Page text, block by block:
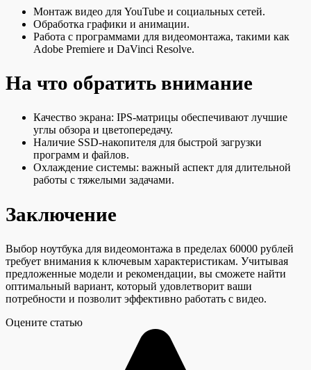
Монтаж видео для YouTube и социальных сетей.
Обработка графики и анимации.
Работа с программами для видеомонтажа, такими как
Adobe Premiere и DaVinci Resolve.
На что обратить внимание
Качество экрана: IPS-матрицы обеспечивают лучшие
углы обзора и цветопередачу.
Наличие SSD-накопителя для быстрой загрузки
программ и файлов.
Охлаждение системы: важный аспект для длительной
работы с тяжелыми задачами.
Заключение
Выбор ноутбука для видеомонтажа в пределах 60000 рублей
требует внимания к ключевым характеристикам. Учитывая
предложенные модели и рекомендации, вы сможете найти
оптимальный вариант, который удовлетворит ваши
потребности и позволит эффективно работать с видео.
Оцените статью